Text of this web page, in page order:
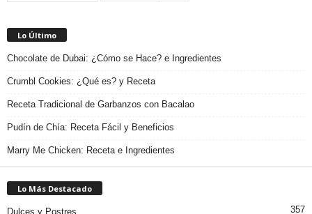
Lo Último
Chocolate de Dubai: ¿Cómo se Hace? e Ingredientes
Crumbl Cookies: ¿Qué es? y Receta
Receta Tradicional de Garbanzos con Bacalao
Pudín de Chía: Receta Fácil y Beneficios
Marry Me Chicken: Receta e Ingredientes
Lo Más Destacado
Dulces y Postres 357